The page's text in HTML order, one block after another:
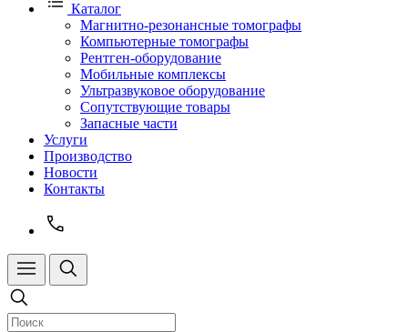
Каталог
Магнитно-резонансные томографы
Компьютерные томографы
Рентген-оборудование
Мобильные комплексы
Ультразвуковое оборудование
Сопутствующие товары
Запасные части
Услуги
Производство
Новости
Контакты